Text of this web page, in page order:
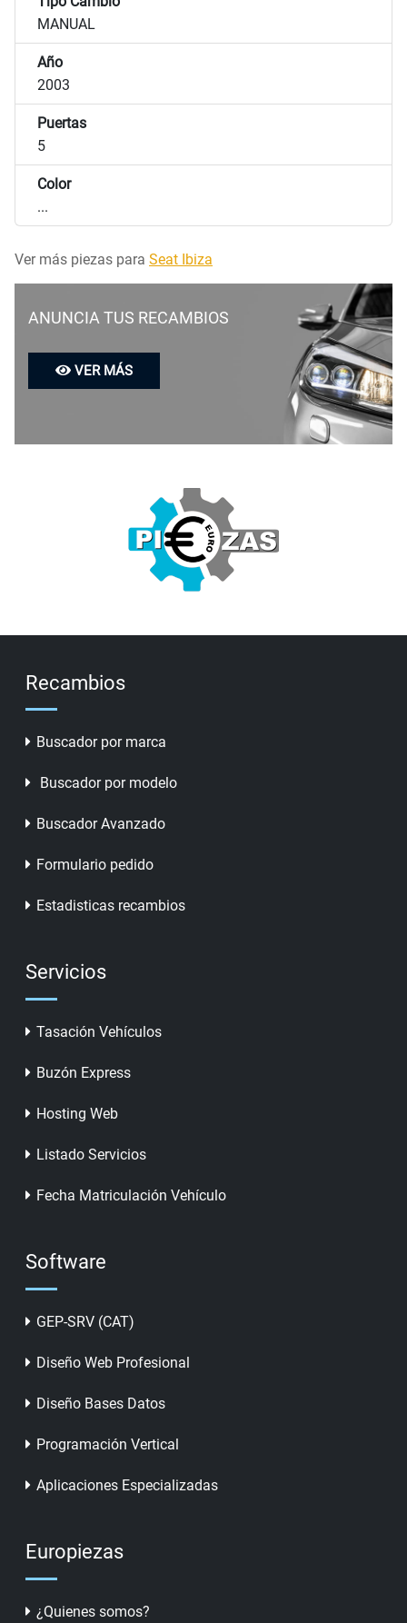
MANUAL
Año
2003
Puertas
5
Color
...
Ver más piezas para Seat Ibiza
ANUNCIA TUS RECAMBIOS
VER MÁS
Recambios
Buscador por marca
Buscador por modelo
Buscador Avanzado
Formulario pedido
Estadisticas recambios
Servicios
Tasación Vehículos
Buzón Express
Hosting Web
Listado Servicios
Fecha Matriculación Vehículo
Software
GEP-SRV (CAT)
Diseño Web Profesional
Diseño Bases Datos
Programación Vertical
Aplicaciones Especializadas
Europiezas
¿Quienes somos?